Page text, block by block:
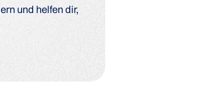
und helfen dir,